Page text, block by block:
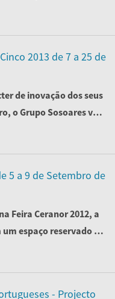
2013 de 7 a 25 de
de inovação dos seus
o Grupo Sosoares vai
5 a 9 de Setembro de
Feira Ceranor 2012, a
espaço reservado no
- Projecto